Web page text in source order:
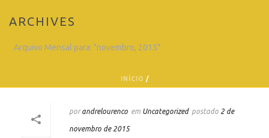
ARCHIVES
Arquivo Mensal para: "novembro, 2015"
INÍCIO /
porandrelourenco em Uncategorized postado 2 de
novembro de 2015